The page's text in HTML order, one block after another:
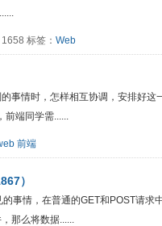
标签： Web
事情时，怎样相互协调，安排好
前端同学需......
前端
）
事情，在普通的GET和POST请求
那么将数据......